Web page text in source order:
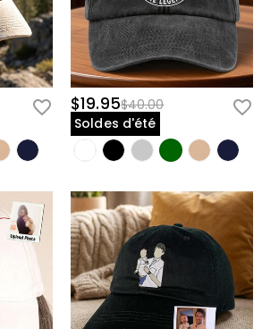
$19.95$40.00
Soldes d'été